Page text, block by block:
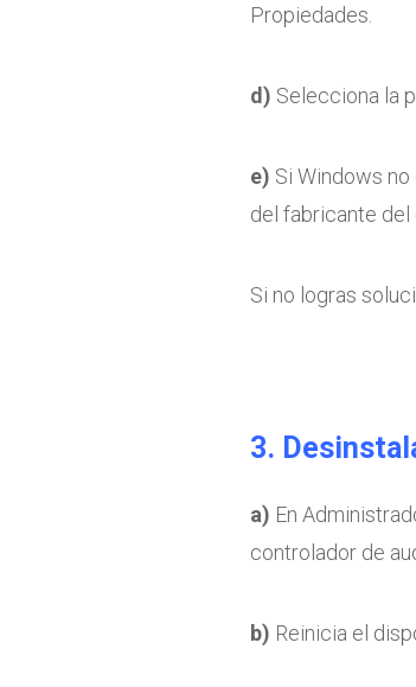
Propiedades.
d) Selecciona la
e) Si Windows
del fabricante del
Si no logras
3.
a) En
controlador de
b) Reinicia el